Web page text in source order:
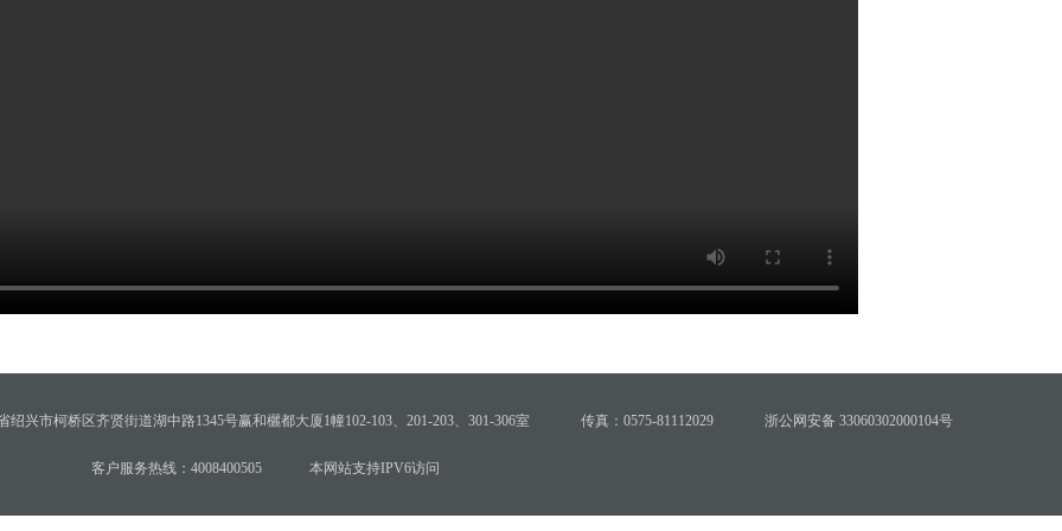
绍兴市柯桥区齐贤街道湖中路1345号赢和欐都大厦1幢102-103、201-203、301-306室 传真：0575-81112029 浙公网安备 33060302000104号
客户服务热线：4008400505 本网站支持IPV6访问